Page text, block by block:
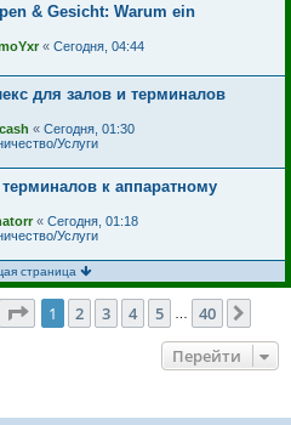
& Gesicht: Warum ein
« Сегодня, 04:44
для залов и терминалов
« Сегодня, 01:30
Услуги
к аппаратному
« Сегодня, 01:18
Услуги
страница
Страница из 40
1 2 3 4 5 40
Перейти